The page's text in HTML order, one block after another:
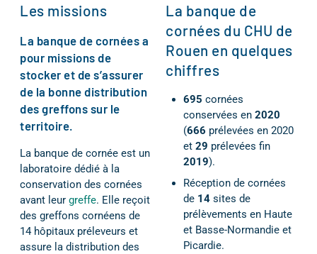
Les missions
La banque de cornées a
pour missions de
stocker et de s’assurer
de la bonne distribution
des greffons sur le
territoire.
La banque de cornée est un
laboratoire dédié à la
conservation des cornées
avant leur greffe. Elle reçoit
des greffons cornéens de
14 hôpitaux préleveurs et
assure la distribution des
La banque de
cornées du CHU de
Rouen en quelques
chiffres
695 cornées
conservées en 2020
(666 prélevées en 2020
et 29 prélevées fin
2019).
Réception de cornées
de 14 sites de
prélèvements en Haute
et Basse-Normandie et
Picardie.